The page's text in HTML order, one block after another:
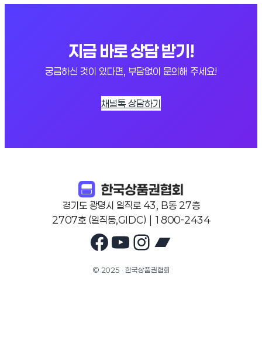
지금 바로 상담 받기!
궁금하신 것이 있다면, 부담없이 문의해 주세요!
채널톡 상담하기
경기도 광명시 일직로 43, B동 27층
2707호 (일직동,GIDC) | 1800-2434
Facebook
YouTube
Instagram
© 2025 · 한국상품권협회